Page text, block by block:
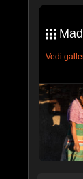
Vedi